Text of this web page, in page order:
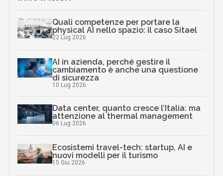
Quali competenze per portare la
physical AI nello spazio: il caso Sitael
22 Lug 2026
AI in azienda, perché gestire il
cambiamento è anche una questione
di sicurezza
10 Lug 2026
Data center, quanto cresce l’Italia: ma
attenzione al thermal management
06 Lug 2026
Ecosistemi travel-tech: startup, AI e
nuovi modelli per il turismo
15 Giu 2026